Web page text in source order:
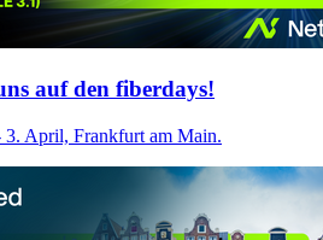
auf den fiberdays!
3. April, Frankfurt am Main.